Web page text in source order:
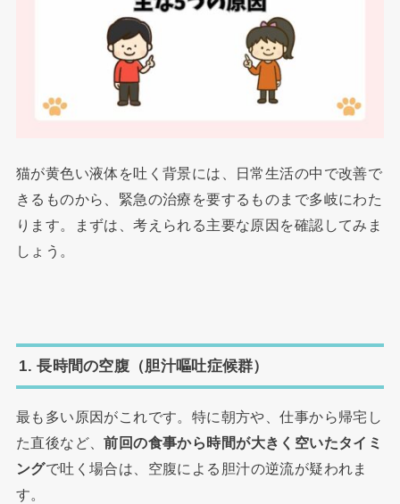
猫が黄色い液体を吐く背景には、日常生活の中で改善で
きるものから、緊急の治療を要するものまで多岐にわた
ります。まずは、考えられる主要な原因を確認してみま
しょう。
1. 長時間の空腹（胆汁嘔吐症候群）
最も多い原因がこれです。特に朝方や、仕事から帰宅し
た直後など、前回の食事から時間が大きく空いたタイミ
ングで吐く場合は、空腹による胆汁の逆流が疑われま
す。